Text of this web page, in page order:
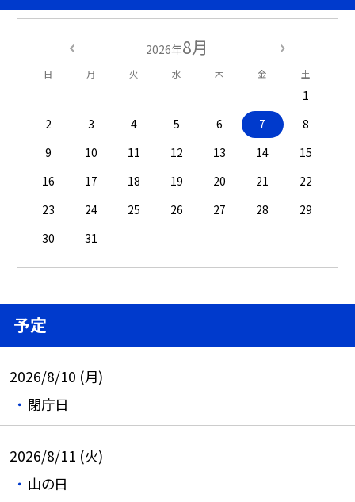
2026年8月
日 月 火 水 木 金 土
1
2
3 4 5 6 7
8
9
10 11 12 13 14
15
16
17 18 19 20 21
22
23
24 25 26 27 28
29
30
31
予定
2026/8/10 (月)
閉庁日
2026/8/11 (火)
山の日